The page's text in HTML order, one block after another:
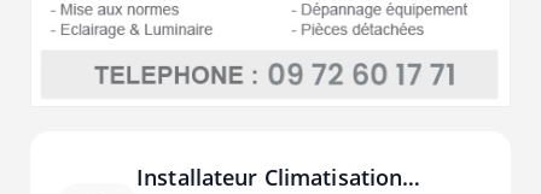
Installateur Climatisation